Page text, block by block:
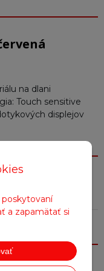
a zapamätať si
na dlani
Touch sensitive
displejov